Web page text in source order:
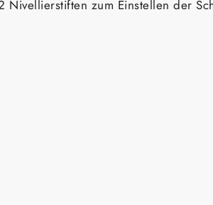
zum Einstellen der